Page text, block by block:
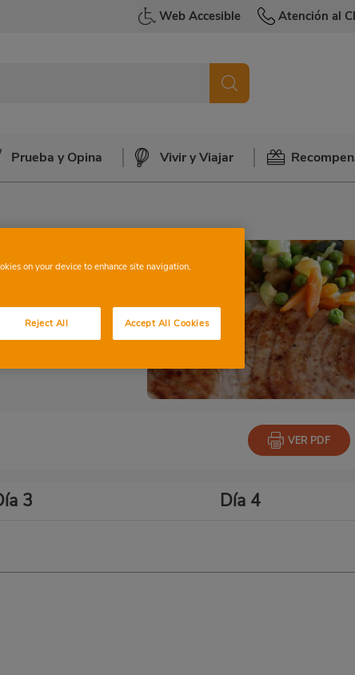
Web Accesible Atención al
Prueba y Opina Vivir y Viajar
con
VER PDF
3 Día 4
on your device to enhance site navigation,
Reject All Accept All Cookies